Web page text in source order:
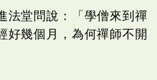
法堂問說：「學僧來到禪
好幾個月，為何禪師不開